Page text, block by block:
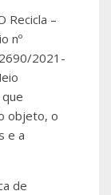
Recicla –
nº
2021-
objeto, o
e a
de